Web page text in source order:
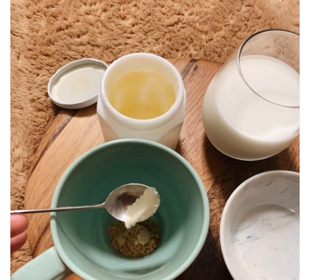
Something
Has to
Change